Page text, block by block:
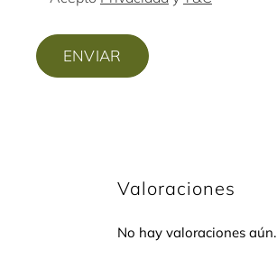
Valoraciones
No hay valoraciones aún.